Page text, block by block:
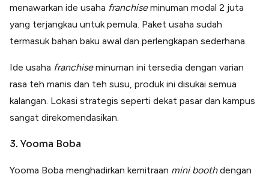
menawarkan ide usaha franchiseminuman modal 2 juta
yang terjangkau untuk pemula. Paket usaha sudah
termasuk bahan baku awal dan perlengkapan sederhana.
Ide usaha franchiseminuman ini tersedia dengan varian
rasa teh manis dan teh susu, produk ini disukai semua
kalangan. Lokasi strategis seperti dekat pasar dan kampus
sangat direkomendasikan.
3. Yooma Boba
Yooma Boba menghadirkan kemitraan mini boothdengan